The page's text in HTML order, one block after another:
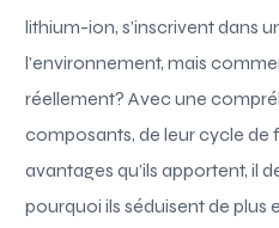
lithium-ion, s’inscrivent dans
l’environnement, mais
réellement? Avec une
composants, de leur cycle de
avantages qu’ils apportent, il
pourquoi ils séduisent de plus